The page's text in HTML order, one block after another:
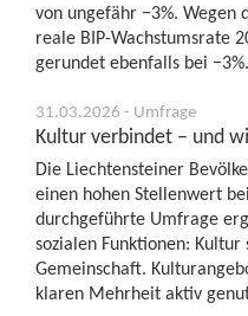
von ungefähr −3%.
reale BIP-Wachstumsrate
gerundet ebenfalls bei −3%.
31.03.2026 - Umfrage
Kultur verbindet – und
Die Liechtensteiner
einen hohen Stellenwert
durchgeführte Umfrage
sozialen Funktionen:
Gemeinschaft.
klaren Mehrheit aktiv